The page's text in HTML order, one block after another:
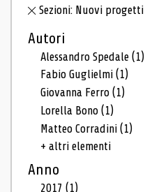
Sezioni: Nuovi progetti
Autori
Alessandro Spedale(1)
Fabio Guglielmi(1)
Giovanna Ferro(1)
Lorella Bono(1)
Matteo Corradini(1)
+ altri elementi
Anno
2017(1)